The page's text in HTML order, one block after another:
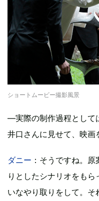
ショートムービー撮影風景
―実際の制作過程として
井口さんに見せて、映画
ダニー ：そうですね。
りとしたシナリオをも
いなやり取りをして。